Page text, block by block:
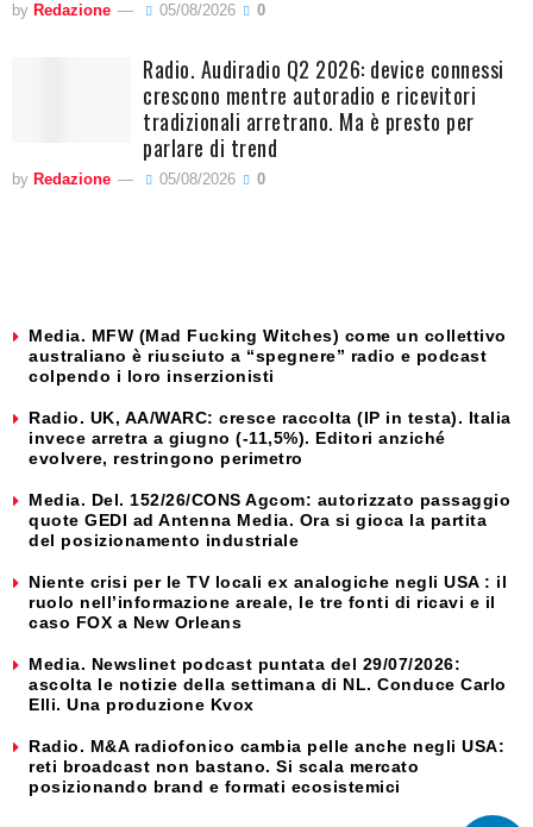
by Redazione 05/08/2026 0
Radio. Audiradio Q2 2026: device connessi
crescono mentre autoradio e ricevitori
tradizionali arretrano. Ma è presto per
parlare di trend
by Redazione 05/08/2026 0
Media. MFW (Mad Fucking Witches) come un collettivo
australiano è riusciuto a “spegnere” radio e podcast
colpendo i loro inserzionisti
Radio. UK, AA/WARC: cresce raccolta (IP in testa). Italia
invece arretra a giugno (-11,5%). Editori anziché
evolvere, restringono perimetro
Media. Del. 152/26/CONS Agcom: autorizzato passaggio
quote GEDI ad Antenna Media. Ora si gioca la partita
del posizionamento industriale
Niente crisi per le TV locali ex analogiche negli USA : il
ruolo nell’informazione areale, le tre fonti di ricavi e il
caso FOX a New Orleans
Media. Newslinet podcast puntata del 29/07/2026:
ascolta le notizie della settimana di NL. Conduce Carlo
Elli. Una produzione Kvox
Radio. M&A radiofonico cambia pelle anche negli USA:
reti broadcast non bastano. Si scala mercato
posizionando brand e formati ecosistemici